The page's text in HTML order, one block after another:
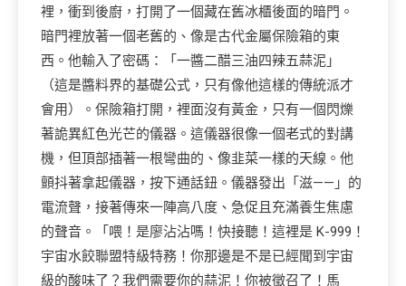
裡，衝到後廚，打開了一個藏在舊冰櫃後面的暗門。
暗門裡放著一個老舊的、像是古代金屬保險箱的東
西。他輸入了密碼：「一醬二醋三油四辣五蒜泥」
（這是醬料界的基礎公式，只有像他這樣的傳統派才
會用）。保險箱打開，裡面沒有黃金，只有一個閃爍
著詭異紅色光芒的儀器。這儀器很像一個老式的對講
機，但頂部插著一根彎曲的、像韭菜一樣的天線。他
顫抖著拿起儀器，按下通話鈕。儀器發出「滋——」的
電流聲，接著傳來一陣高八度、急促且充滿養生焦慮
的聲音。「喂！是廖沾沾嗎！快接聽！這裡是 K-999！
宇宙水餃聯盟特級特務！你那邊是不是已經聞到宇宙
級的酸味了？我們需要你的蒜泥！你被徵召了！馬